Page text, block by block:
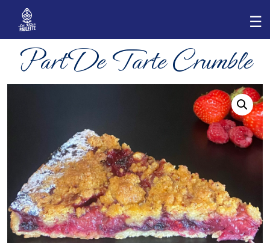
Part De Tarte Crumble